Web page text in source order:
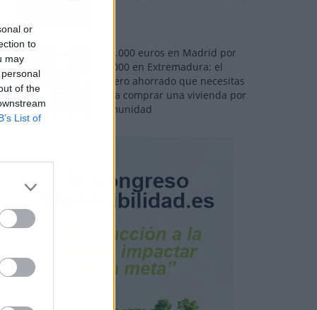
or
to
may
of the
List of
110.000 euros en Madrid por
31.000 en Extremadura: el
dinero ahorrado que necesitas
para comprar una vivienda por
comunidad